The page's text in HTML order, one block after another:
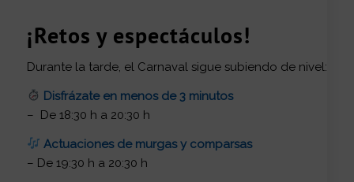
¡Retos y espectáculos!
Durante la tarde, el Carnaval sigue subiendo de nivel:
Disfrázate en menos de 3 minutos
– De 18:30 h a 20:30 h
Actuaciones de murgas y comparsas
– De 19:30 h a 20:30 h